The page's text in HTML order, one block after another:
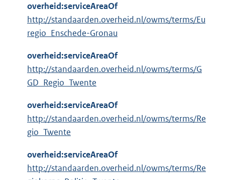
overheid:serviceAreaOf
http://standaarden.overheid.nl/owms/terms/Eu
regio_Enschede-Gronau
overheid:serviceAreaOf
http://standaarden.overheid.nl/owms/terms/G
GD_Regio_Twente
overheid:serviceAreaOf
http://standaarden.overheid.nl/owms/terms/Re
gio_Twente
overheid:serviceAreaOf
http://standaarden.overheid.nl/owms/terms/Re